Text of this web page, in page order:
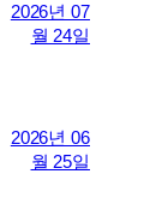
2026년 07
월 24일
2026년 06
월 25일